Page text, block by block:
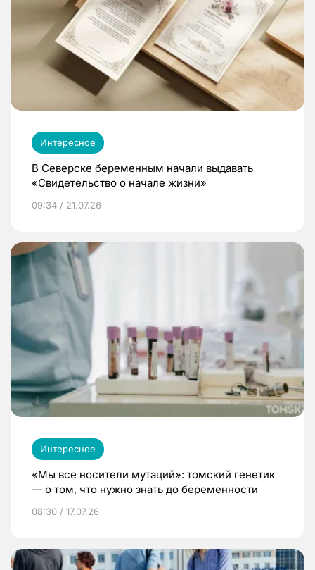
Интересное
В Северске беременным начали выдавать
«Свидетельство о начале жизни»
09:34 / 21.07.26
Интересное
«Мы все носители мутаций»: томский генетик
— о том, что нужно знать до беременности
08:30 / 17.07.26